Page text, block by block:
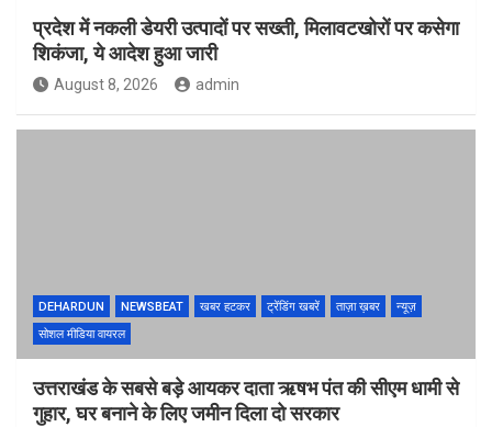
प्रदेश में नकली डेयरी उत्पादों पर सख्ती, मिलावटखोरों पर कसेगा
शिकंजा, ये आदेश हुआ जारी
August 8, 2026 admin
DEHARDUN NEWSBEAT खबर हटकर ट्रेंडिंग खबरें ताज़ा ख़बर
न्यूज़
सोशल मीडिया वायरल
उत्तराखंड के सबसे बड़े आयकर दाता ऋषभ पंत की सीएम धामी से
गुहार, घर बनाने के लिए जमीन दिला दो सरकार